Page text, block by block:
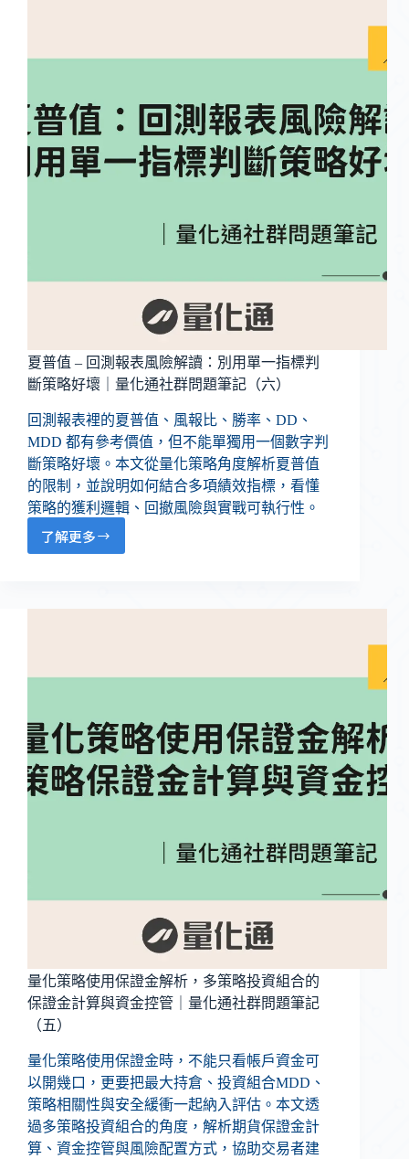
夏普值 – 回測報表風險解讀：別用單一指標判
斷策略好壞｜量化通社群問題筆記（六）
回測報表裡的夏普值、風報比、勝率、DD、
MDD 都有參考價值，但不能單獨用一個數字判
斷策略好壞。本文從量化策略角度解析夏普值
的限制，並說明如何結合多項績效指標，看懂
策略的獲利邏輯、回撤風險與實戰可執行性。
了解更多
量化策略使用保證金解析，多策略投資組合的
保證金計算與資金控管｜量化通社群問題筆記
（五）
量化策略使用保證金時，不能只看帳戶資金可
以開幾口，更要把最大持倉、投資組合MDD、
策略相關性與安全緩衝一起納入評估。本文透
過多策略投資組合的角度，解析期貨保證金計
算、資金控管與風險配置方式，協助交易者建